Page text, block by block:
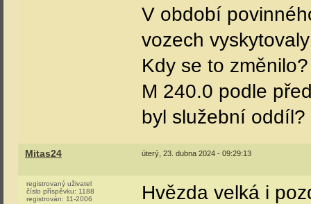
V období
vozech
Kdy se to
M 240.0 podle
byl služební oddíl?
Mitas24 úterý, 23. dubna 2024 - 09:29:13
registrovaný uživatel
číslo příspěvku: 1188
registrován: 11-2006
Hvězda velká i